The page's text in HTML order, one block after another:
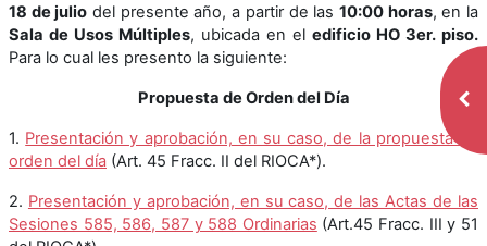
18 de julio del presente año, a partir de las 10:00 horas, en la
Sala de Usos Múltiples, ubicada en el edificio HO 3er. piso.
Para lo cual les presento la siguiente:
Propuesta de Orden del Día
1. Presentación y aprobación, en su caso, de la propuesta de
orden del día (Art. 45 Fracc. II del RIOCA*).
2. Presentación y aprobación, en su caso, de las Actas de las
Sesiones 585, 586, 587 y 588 Ordinarias (Art.45 Fracc. III y 51